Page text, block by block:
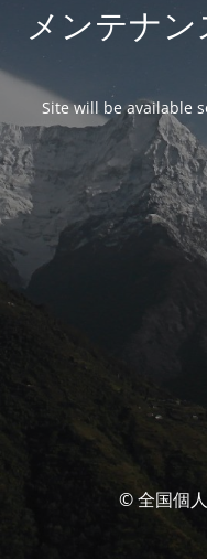
メンテナ
Site will be available
© 全国個